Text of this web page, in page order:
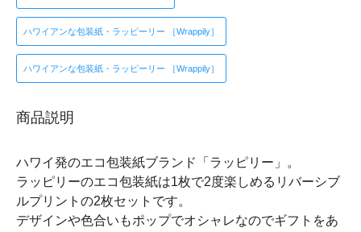
ハワイアンな包装紙・ラッピーリー ［Wrappily］
ハワイアンな包装紙・ラッピーリー ［Wrappily］
商品説明
ハワイ発のエコ包装紙ブランド「ラッピリー」。
ラッピリーのエコ包装紙は1枚で2度楽しめるリバーシブ
ルプリントの2枚セットです。
デザインや色合いもポップでオシャレなのでギフトをあ